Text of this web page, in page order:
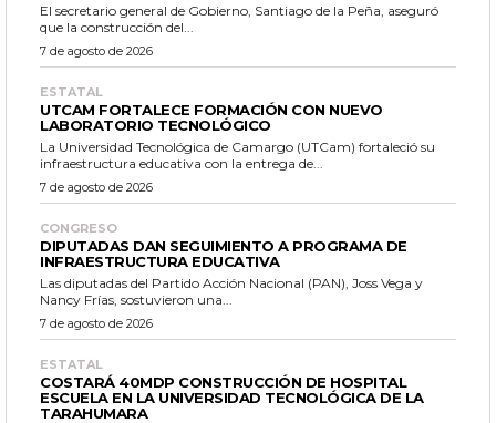
El secretario general de Gobierno, Santiago de la Peña, aseguró
que la construcción del...
7 de agosto de 2026
ESTATAL
UTCAM FORTALECE FORMACIÓN CON NUEVO
LABORATORIO TECNOLÓGICO
La Universidad Tecnológica de Camargo (UTCam) fortaleció su
infraestructura educativa con la entrega de...
7 de agosto de 2026
CONGRESO
DIPUTADAS DAN SEGUIMIENTO A PROGRAMA DE
INFRAESTRUCTURA EDUCATIVA
Las diputadas del Partido Acción Nacional (PAN), Joss Vega y
Nancy Frías, sostuvieron una...
7 de agosto de 2026
ESTATAL
COSTARÁ 40MDP CONSTRUCCIÓN DE HOSPITAL
ESCUELA EN LA UNIVERSIDAD TECNOLÓGICA DE LA
TARAHUMARA